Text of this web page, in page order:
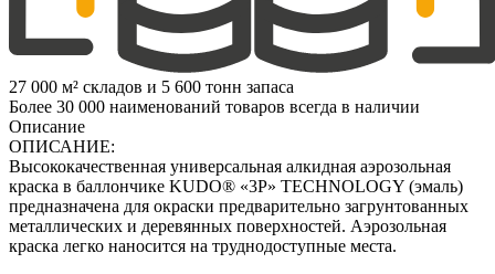
27 000 м² складов и 5 600 тонн запаса
Более 30 000 наименований товаров всегда в наличии
Описание
ОПИСАНИЕ:
Высококачественная универсальная алкидная аэрозольная
краска в баллончике KUDO® «3P» TECHNOLOGY (эмаль)
предназначена для окраски предварительно загрунтованных
металлических и деревянных поверхностей. Аэрозольная
краска легко наносится на труднодоступные места.